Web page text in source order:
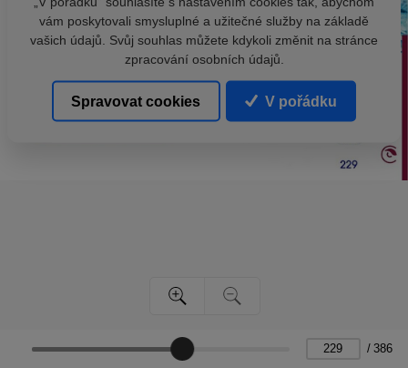
/ 386
vám poskytovali smysluplné a užitečné služby na základě
vašich údajů. Svůj souhlas můžete kdykoli změnit na stránce
zpracování osobních údajů.
Spravovat cookies V pořádku